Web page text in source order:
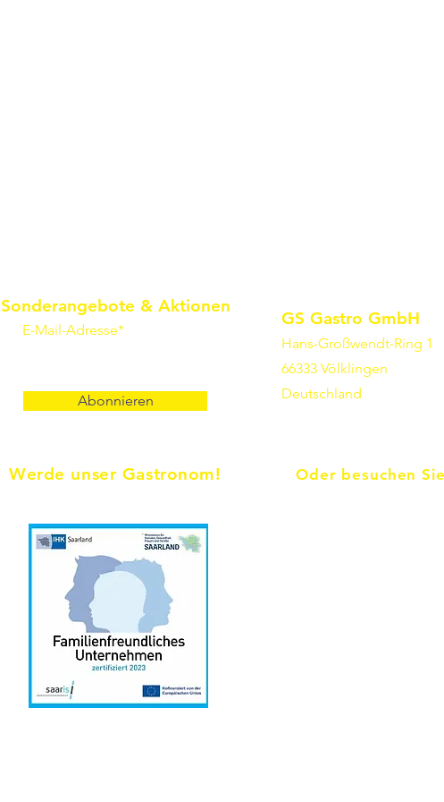
Sonderangebote & Aktionen
E-Mail-Adresse*
Abonnieren
Werde unser Gastronom!
GS Gastro GmbH
Hans-Großwendt-Ring 1
66333 Völklingen
Deutschland
Oder besuchen